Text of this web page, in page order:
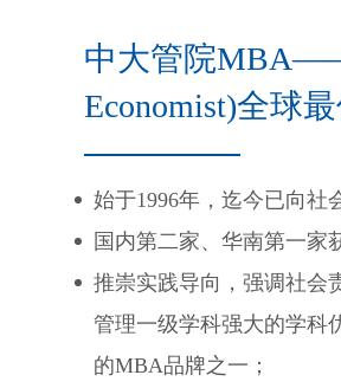
中大管院
Economist)全球
始于1996年，迄今已向社
国内第二家、华南第一家
推崇实践导向，强调社会
管理一级学科强大的学科
的MBA品牌之一；